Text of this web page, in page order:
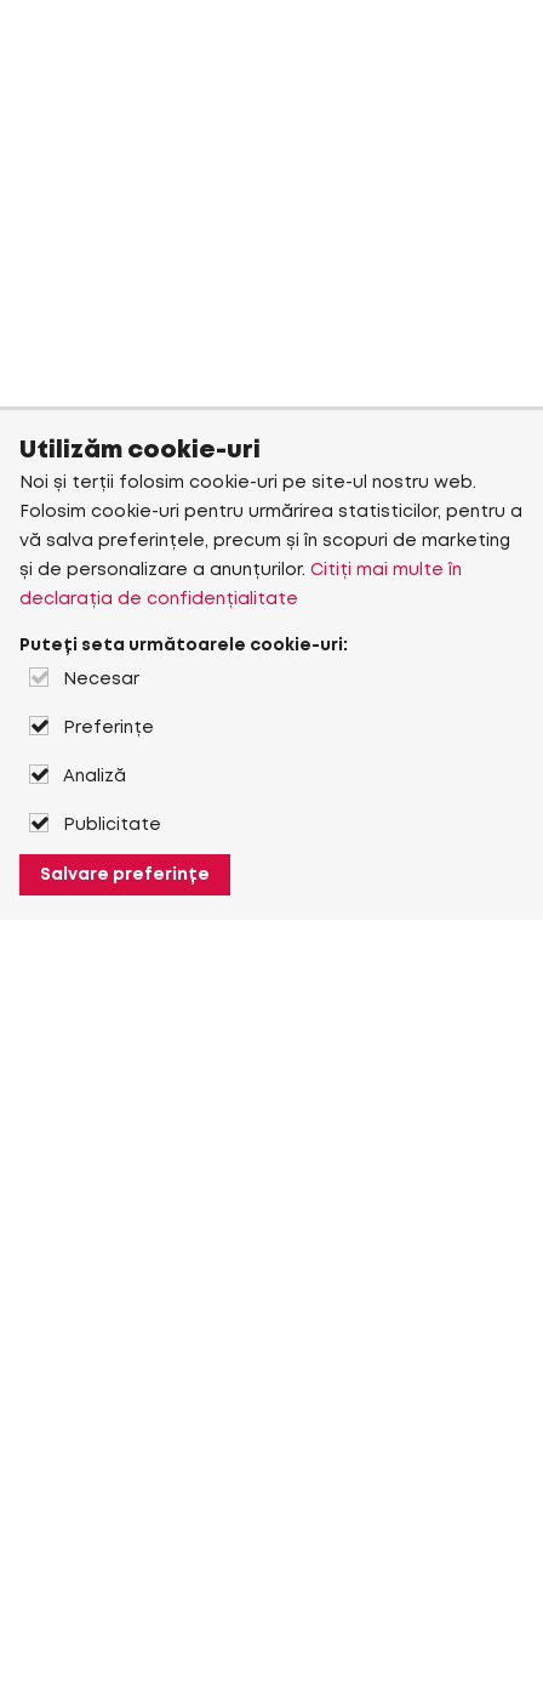
Utilizăm cookie-uri
Noi și terții folosim cookie-uri pe site-ul nostru web.
Folosim cookie-uri pentru urmărirea statisticilor, pentru a
vă salva preferințele, precum și în scopuri de marketing
și de personalizare a anunțurilor. Citiți mai multe în
declarația de confidențialitate
Puteți seta următoarele cookie-uri:
Necesar
Preferințe
Analiză
Publicitate
Salvare preferințe